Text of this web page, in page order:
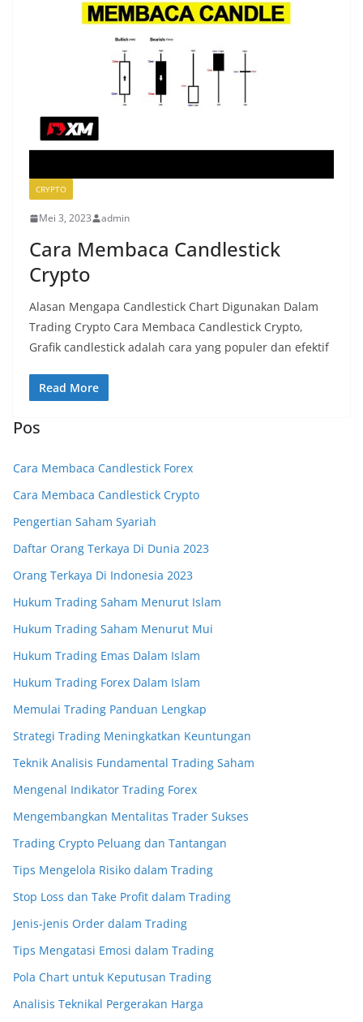
CRYPTO
Mei 3, 2023 admin
Cara Membaca Candlestick
Crypto
Alasan Mengapa Candlestick Chart Digunakan Dalam
Trading Crypto Cara Membaca Candlestick Crypto,
Grafik candlestick adalah cara yang populer dan efektif
Read More
Pos
Cara Membaca Candlestick Forex
Cara Membaca Candlestick Crypto
Pengertian Saham Syariah
Daftar Orang Terkaya Di Dunia 2023
Orang Terkaya Di Indonesia 2023
Hukum Trading Saham Menurut Islam
Hukum Trading Saham Menurut Mui
Hukum Trading Emas Dalam Islam
Hukum Trading Forex Dalam Islam
Memulai Trading Panduan Lengkap
Strategi Trading Meningkatkan Keuntungan
Teknik Analisis Fundamental Trading Saham
Mengenal Indikator Trading Forex
Mengembangkan Mentalitas Trader Sukses
Trading Crypto Peluang dan Tantangan
Tips Mengelola Risiko dalam Trading
Stop Loss dan Take Profit dalam Trading
Jenis-jenis Order dalam Trading
Tips Mengatasi Emosi dalam Trading
Pola Chart untuk Keputusan Trading
Analisis Teknikal Pergerakan Harga